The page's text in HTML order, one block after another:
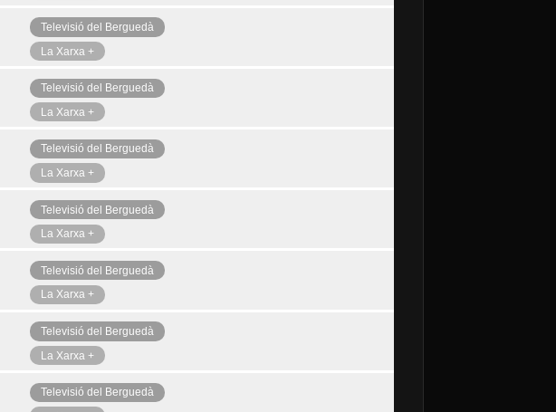
Televisió del Berguedà
La Xarxa +
Televisió del Berguedà
La Xarxa +
Televisió del Berguedà
La Xarxa +
Televisió del Berguedà
La Xarxa +
Televisió del Berguedà
La Xarxa +
Televisió del Berguedà
La Xarxa +
Televisió del Berguedà